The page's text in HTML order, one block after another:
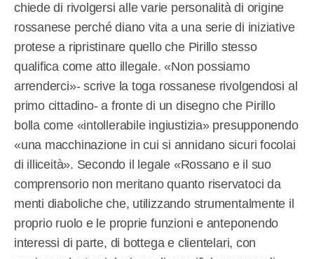
chiede di rivolgersi alle varie personalità di origine
rossanese perché diano vita a una serie di iniziative
protese a ripristinare quello che Pirillo stesso
qualifica come atto illegale. «Non possiamo
arrenderci»- scrive la toga rossanese rivolgendosi al
primo cittadino- a fronte di un disegno che Pirillo
bolla come «intollerabile ingiustizia» presupponendo
«una macchinazione in cui si annidano sicuri focolai
di illiceità». Secondo il legale «Rossano e il suo
comprensorio non meritano quanto riservatoci da
menti diaboliche che, utilizzando strumentalmente il
proprio ruolo e le proprie funzioni e anteponendo
interessi di parte, di bottega e clientelari, con